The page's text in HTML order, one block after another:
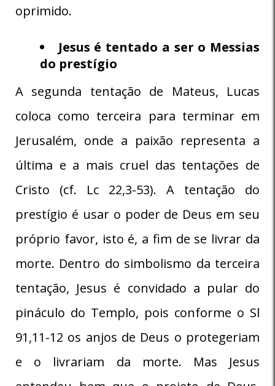
oprimido.
Jesus é tentado a ser o Messias
do prestígio
A segunda tentação de Mateus, Lucas
coloca como terceira para terminar em
Jerusalém, onde a paixão representa a
última e a mais cruel das tentações de
Cristo (cf. Lc 22,3-53). A tentação do
prestígio é usar o poder de Deus em seu
próprio favor, isto é, a fim de se livrar da
morte. Dentro do simbolismo da terceira
tentação, Jesus é convidado a pular do
pináculo do Templo, pois conforme o Sl
91,11-12 os anjos de Deus o protegeriam
e o livrariam da morte. Mas Jesus